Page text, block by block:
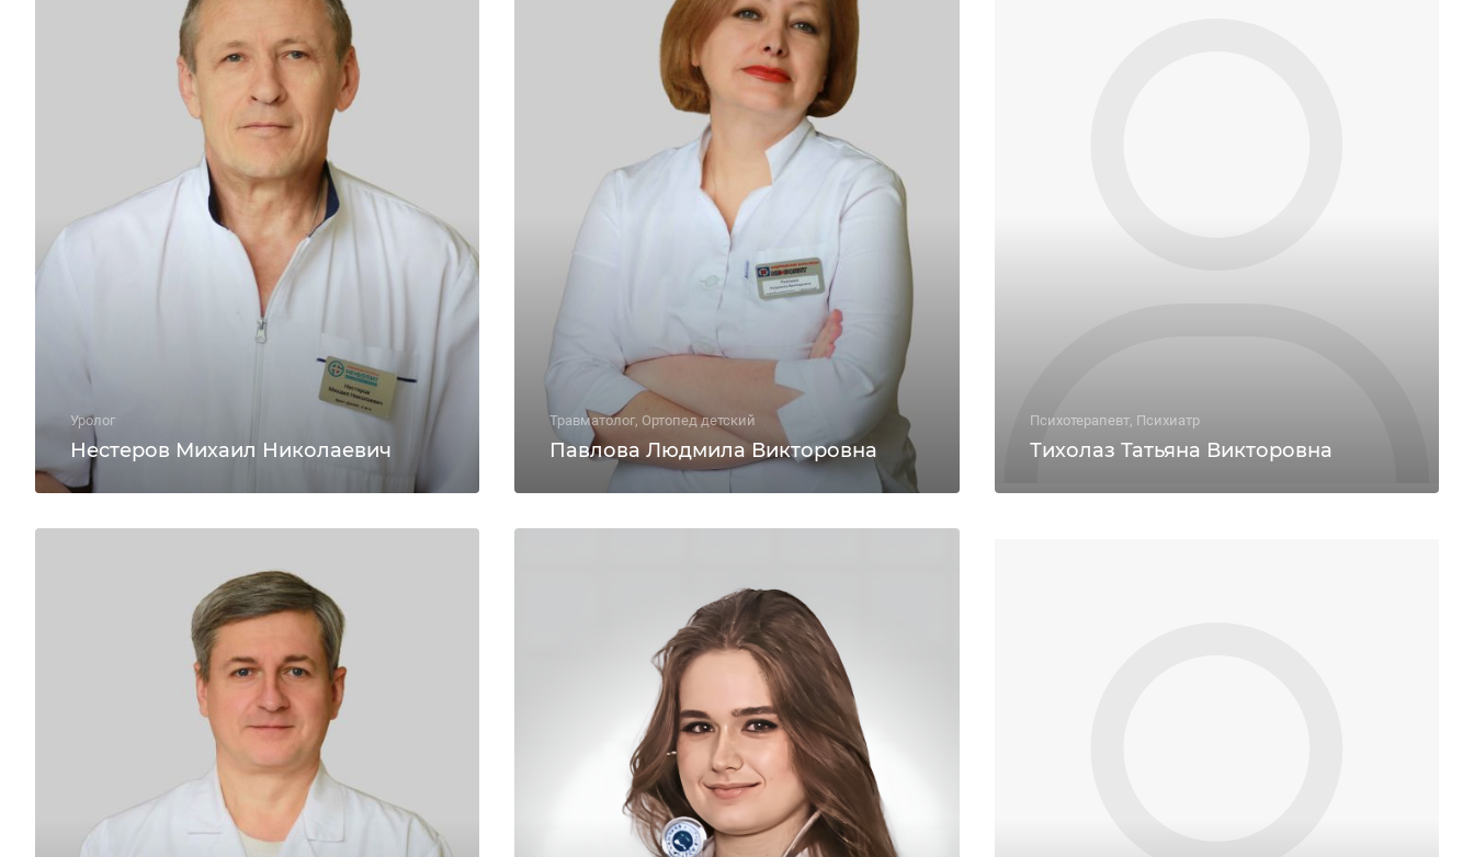
Уролог
Нестеров Михаил Николаевич
Травматолог, Ортопед детский
Павлова Людмила Викторовна
Психотерапевт, Психиатр
Тихолаз Татьяна Викторовна